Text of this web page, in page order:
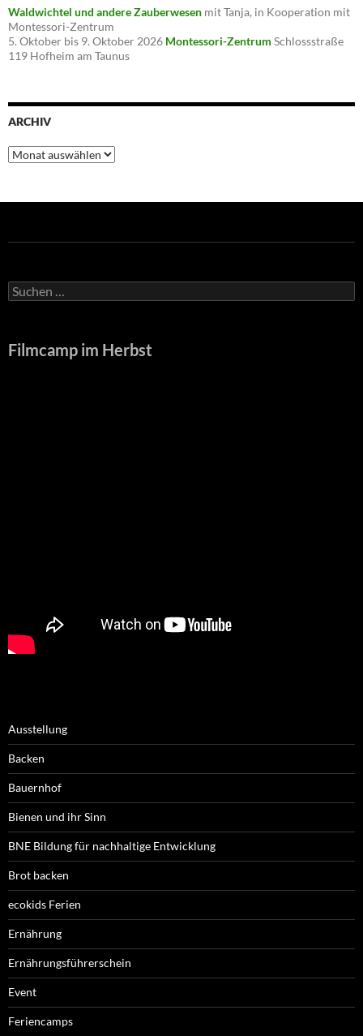
Waldwichtel und andere Zauberwesen mit Tanja, in Kooperation mit
Montessori-Zentrum
5. Oktober bis 9. Oktober 2026 Montessori-Zentrum Schlossstraße
119 Hofheim am Taunus
ARCHIV
Archiv
Suchen
nach:
Filmcamp im Herbst
Ausstellung
Backen
Bauernhof
Bienen und ihr Sinn
BNE Bildung für nachhaltige Entwicklung
Brot backen
ecokids Ferien
Ernährung
Ernährungsführerschein
Event
Feriencamps